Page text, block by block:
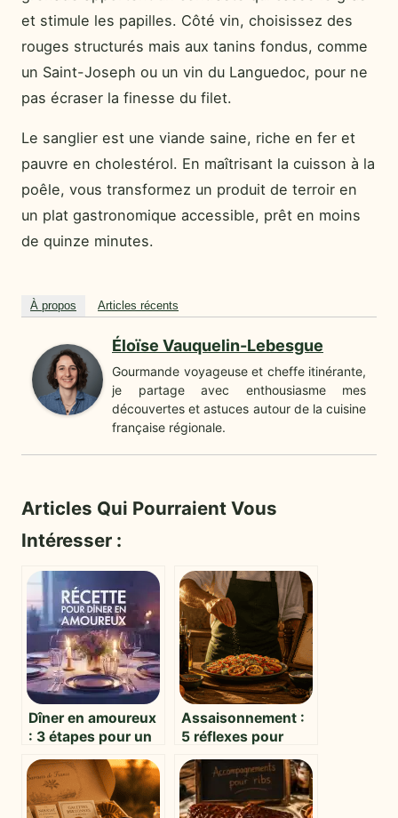
et stimule les papilles. Côté vin, choisissez des
rouges structurés mais aux tanins fondus, comme
un Saint-Joseph ou un vin du Languedoc, pour ne
pas écraser la finesse du filet.
Le sanglier est une viande saine, riche en fer et
pauvre en cholestérol. En maîtrisant la cuisson à la
poêle, vous transformez un produit de terroir en
un plat gastronomique accessible, prêt en moins
de quinze minutes.
À propos Articles récents
Éloïse Vauquelin-Lebesgue
Gourmande voyageuse et cheffe itinérante,
je partage avec enthousiasme mes
découvertes et astuces autour de la cuisine
française régionale.
Articles Qui Pourraient Vous
Intéresser :
Dîner en amoureux
: 3 étapes pour un
gastronomique
sans stress
Assaisonnement :
5 réflexes pour
saveurs sans
excès de sel